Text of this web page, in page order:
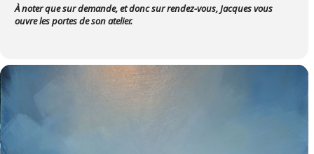
À noter que sur demande, et donc sur rendez-vous, Jacques vous
ouvre les portes de son atelier.